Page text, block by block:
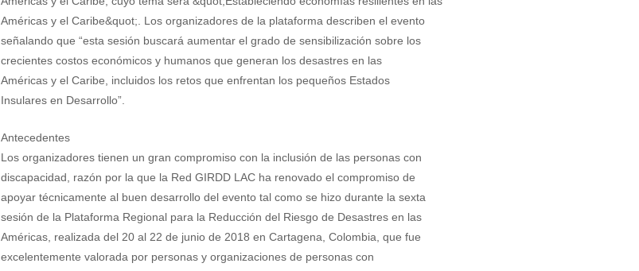
Américas y el Caribe&quot;. Los organizadores de la plataforma describen el evento
señalando que “esta sesión buscará aumentar el grado de sensibilización sobre los
crecientes costos económicos y humanos que generan los desastres en las
Américas y el Caribe, incluidos los retos que enfrentan los pequeños Estados
Insulares en Desarrollo”.
Antecedentes
Los organizadores tienen un gran compromiso con la inclusión de las personas con
discapacidad, razón por la que la Red GIRDD LAC ha renovado el compromiso de
apoyar técnicamente al buen desarrollo del evento tal como se hizo durante la sexta
sesión de la Plataforma Regional para la Reducción del Riesgo de Desastres en las
Américas, realizada del 20 al 22 de junio de 2018 en Cartagena, Colombia, que fue
excelentemente valorada por personas y organizaciones de personas con